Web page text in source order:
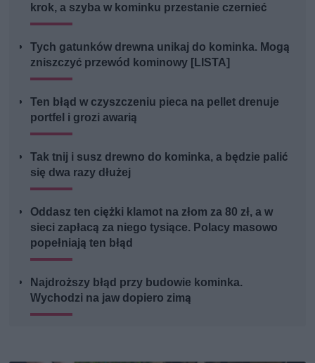
krok, a szyba w kominku przestanie czernieć
Tych gatunków drewna unikaj do kominka. Mogą
zniszczyć przewód kominowy [LISTA]
Ten błąd w czyszczeniu pieca na pellet drenuje
portfel i grozi awarią
Tak tnij i susz drewno do kominka, a będzie palić
się dwa razy dłużej
Oddasz ten ciężki klamot na złom za 80 zł, a w
sieci zapłacą za niego tysiące. Polacy masowo
popełniają ten błąd
Najdroższy błąd przy budowie kominka.
Wychodzi na jaw dopiero zimą